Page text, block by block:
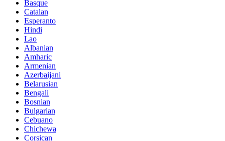
Basque
Catalan
Esperanto
Hindi
Lao
Albanian
Amharic
Armenian
Azerbaijani
Belarusian
Bengali
Bosnian
Bulgarian
Cebuano
Chichewa
Corsican